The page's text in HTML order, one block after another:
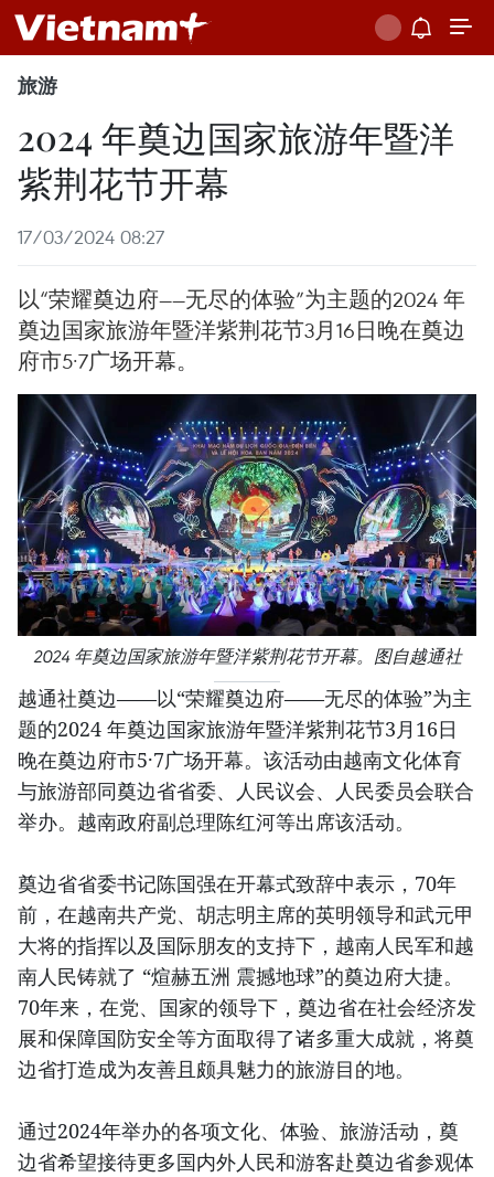
旅游
2024 年奠边国家旅游年暨洋
紫荆花节开幕
17/03/2024 08:27
以“荣耀奠边府——无尽的体验”为主题的2024 年
奠边国家旅游年暨洋紫荆花节3月16日晚在奠边
府市5·7广场开幕。
2024 年奠边国家旅游年暨洋紫荆花节开幕。图自越通社
越通社奠边——以“荣耀奠边府——无尽的体验”为主
题的2024 年奠边国家旅游年暨洋紫荆花节3月16日
晚在奠边府市5·7广场开幕。该活动由越南文化体育
与旅游部同奠边省省委、人民议会、人民委员会联合
举办。越南政府副总理陈红河等出席该活动。
奠边省省委书记陈国强在开幕式致辞中表示，70年
前，在越南共产党、胡志明主席的英明领导和武元甲
大将的指挥以及国际朋友的支持下，越南人民军和越
南人民铸就了 “煊赫五洲 震撼地球”的奠边府大捷。
70年来，在党、国家的领导下，奠边省在社会经济发
展和保障国防安全等方面取得了诸多重大成就，将奠
边省打造成为友善且颇具魅力的旅游目的地。
通过2024年举办的各项文化、体验、旅游活动，奠
边省希望接待更多国内外人民和游客赴奠边省参观体